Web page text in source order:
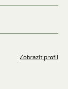
Zobrazit profil